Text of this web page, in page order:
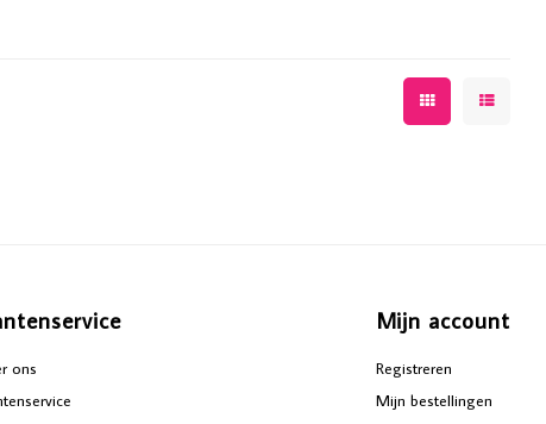
ons
Mijn account
Registreren
Mijn bestellingen